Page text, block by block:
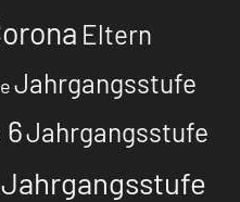
Eltern
Jahrgangsstufe
Jahrgangsstufe
Jahrgangsstufe